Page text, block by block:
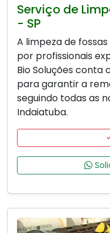
Serviço de
- SP
A limpeza de
por profissionais
Bio Soluções conta
para garantir a
seguindo todas as
Indaiatuba.